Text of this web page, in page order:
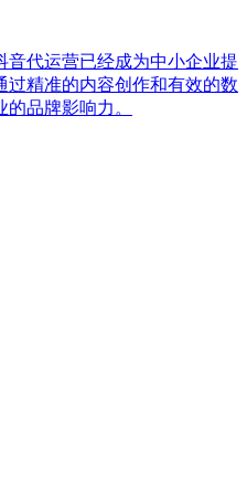
代运营已经成为中小企业提
过精准的内容创作和有效的数
品牌影响力。